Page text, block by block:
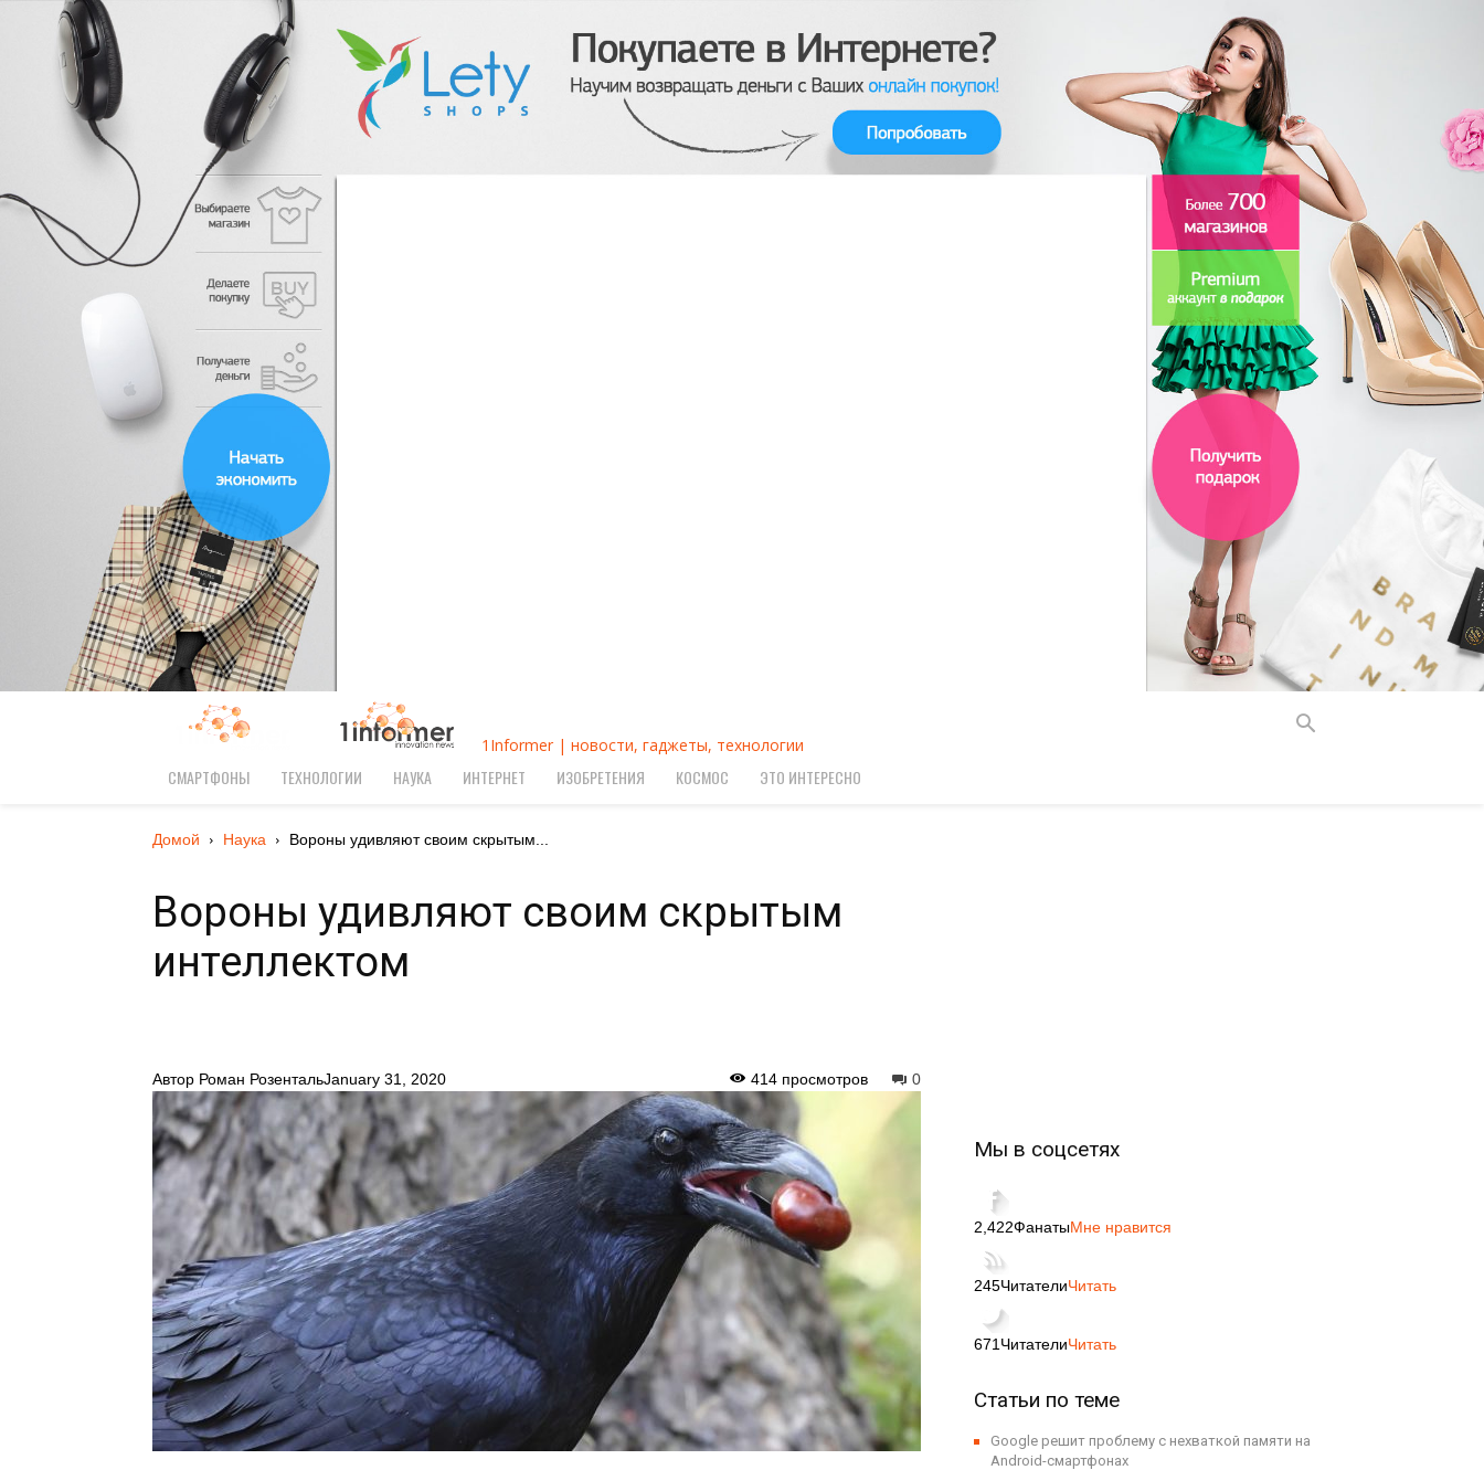
1Informer | новости, гаджеты, технологии
СМАРТФОНЫ ТЕХНОЛОГИИ НАУКА ИНТЕРНЕТ ИЗОБРЕТЕНИЯ КОСМОС ЭТО ИНТЕРЕСНО
Домой Наука Вороны удивляют своим скрытым...
Вороны удивляют своим скрытым
интеллектом
Автор Роман РозентальJanuary 31, 2020 0
414 просмотров
Мы в соцсетях
2,422ФанатыМне нравится
245ЧитателиЧитать
671 ЧитателиЧитать
Статьи по теме
Google решит проблему с нехваткой памяти на
Android-смартфонах